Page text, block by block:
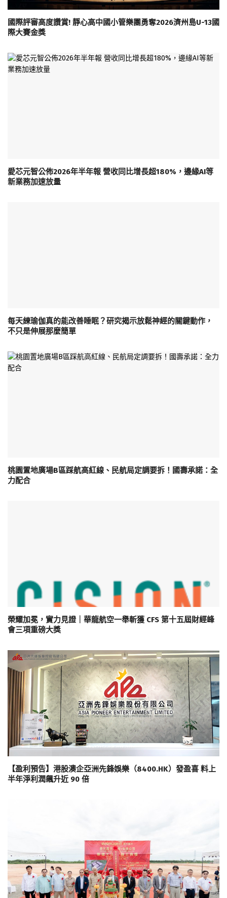
國際評審高度讚賞! 靜心高中國小管樂團勇奪2026濟州島U-13國
際大賽金獎
愛芯元智公佈2026年半年報 營收同比增長超180%，邊緣AI等
新業務加速放量
每天練瑜伽真的能改善睡眠？研究揭示放鬆神經的關鍵動作，
不只是伸展那麼簡單
桃園置地廣場B區踩航高紅線、民航局定調要拆！國壽承諾：全
力配合
榮耀加冕，實力見證｜華龍航空一舉斬獲 CFS 第十五屆財經峰
會三項重磅大獎
【盈利預告】港股澳企亞洲先鋒娛樂（8400.HK）發盈喜 料上
半年淨利潤飆升近 90 倍